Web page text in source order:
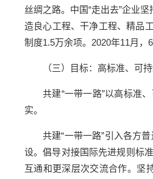
丝绸之路。中国“走出去”企业
造良心工程、干净工程、精品
制度1.5万余项。2020年11月，
（三）目标：高标准、可
共建“一带一路”以高标准
实。
共建“一带一路”引入各方
设。倡导对接国际先进规则标
互通和更深层次交流合作。坚